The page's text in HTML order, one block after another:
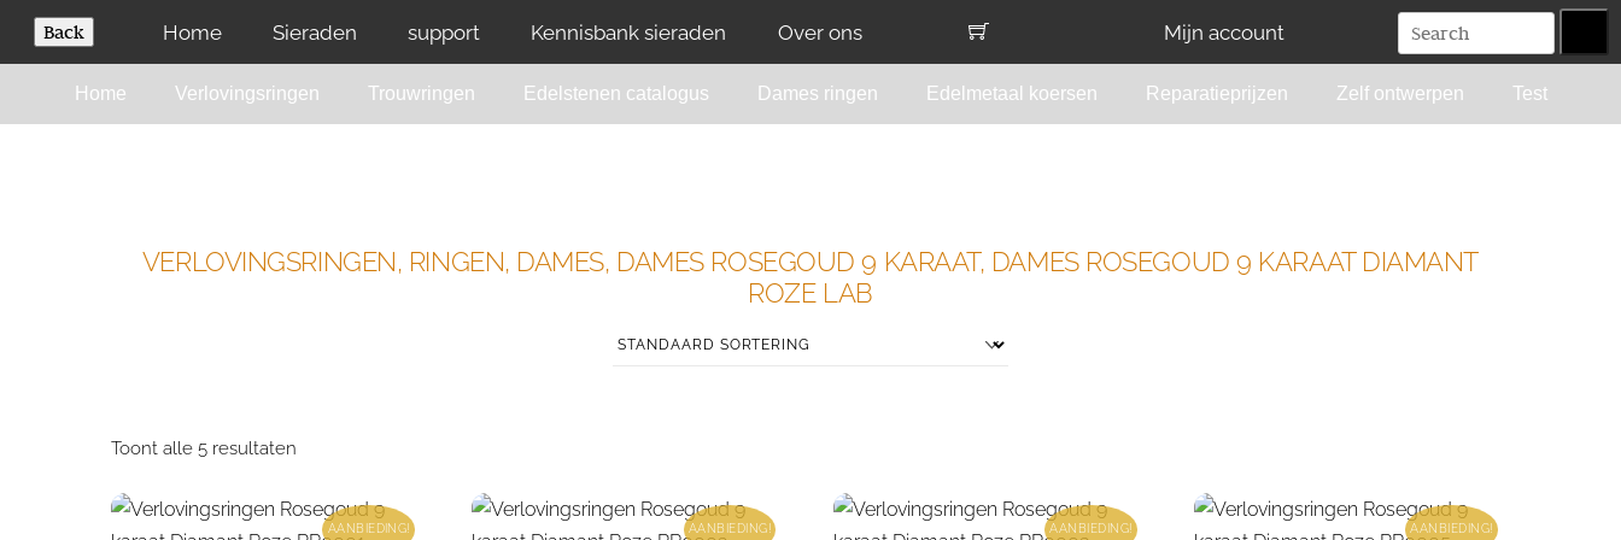
Skip
Home Sieraden support Kennisbank sieraden Over ons Mijn account
Home Verlovingsringen Trouwringen Edelstenen catalogus Dames ringen Edelmetaal koersen Reparatieprijzen Zelf ontwerpen Test
VERLOVINGSRINGEN, RINGEN, DAMES, DAMES ROSEGOUD 9 KARAAT, DAMES ROSEGOUD 9 KARAAT DIAMANT
ROZE LAB
Toont alle 5 resultaten
AANBIEDING! AANBIEDING! AANBIEDING! AANBIEDING!